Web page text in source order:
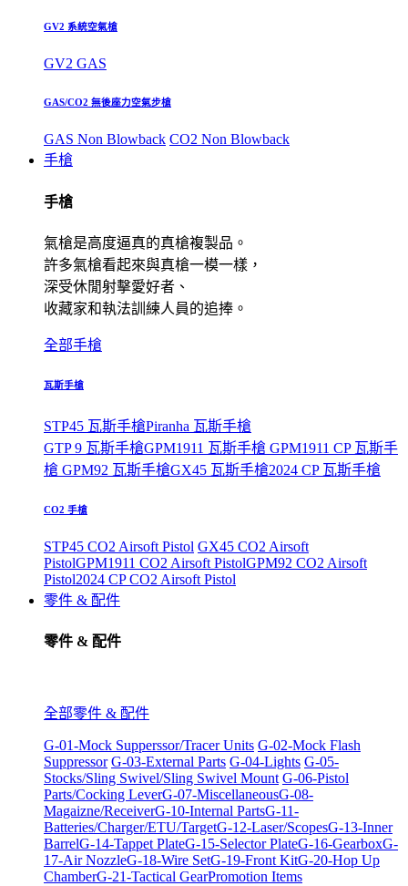
GV2 系統空氣槍
GV2 GAS
GAS/CO2 無後座力空氣步槍
GAS Non Blowback CO2 Non Blowback
手槍
手槍
氣槍是高度逼真的真槍複製品。
許多氣槍看起來與真槍一模一樣，
深受休閒射擊愛好者、
收藏家和執法訓練人員的追捧。
全部手槍
瓦斯手槍
STP45 瓦斯手槍Piranha 瓦斯手槍
GTP 9 瓦斯手槍GPM1911 瓦斯手槍 GPM1911 CP 瓦斯手
槍 GPM92 瓦斯手槍GX45 瓦斯手槍2024 CP 瓦斯手槍
CO2 手槍
STP45 CO2 Airsoft Pistol GX45 CO2 Airsoft
PistolGPM1911 CO2 Airsoft PistolGPM92 CO2 Airsoft
Pistol2024 CP CO2 Airsoft Pistol
零件 & 配件
零件 & 配件
全部零件 & 配件
G-01-Mock Supperssor/Tracer Units G-02-Mock Flash
Suppressor G-03-External Parts G-04-Lights G-05-
Stocks/Sling Swivel/Sling Swivel Mount G-06-Pistol
Parts/Cocking LeverG-07-MiscellaneousG-08-
Magaizne/ReceiverG-10-Internal PartsG-11-
Batteries/Charger/ETU/TargetG-12-Laser/ScopesG-13-Inner
BarrelG-14-Tappet PlateG-15-Selector PlateG-16-GearboxG-
17-Air NozzleG-18-Wire SetG-19-Front KitG-20-Hop Up
ChamberG-21-Tactical GearPromotion Items